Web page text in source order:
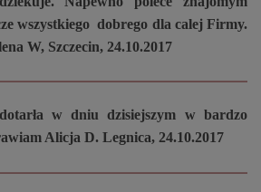
wszystkiego dobrego dla calej Firmy.
W, Szczecin, 24.10.2017
w dniu dzisiejszym w bardzo
Alicja D. Legnica, 24.10.2017